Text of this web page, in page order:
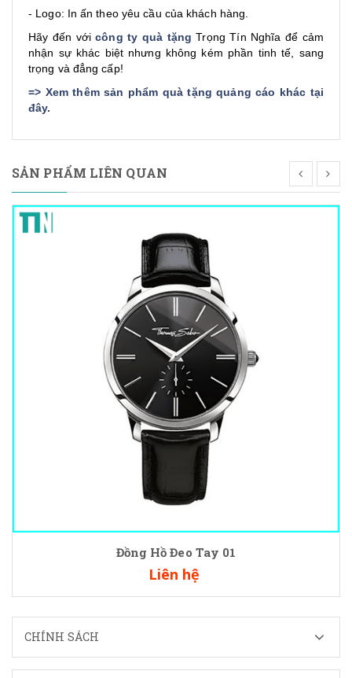
- Logo: In ấn theo yêu cầu của khách hàng.
Hãy đến vớicông ty quà tặng Trọng Tín Nghĩa để cảm
nhận sự khác biệt nhưng không kém phần tinh tế, sang
trọng và đẳng cấp!
=> Xem thêm sản phẩm quà tặng quảng cáo khác tại
đây.
SẢN PHẨM LIÊN QUAN
Đồng Hồ Đeo Tay 01
Liên hệ
CHÍNH SÁCH